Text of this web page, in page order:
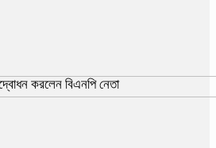
করলেন বিএনপি নেতা